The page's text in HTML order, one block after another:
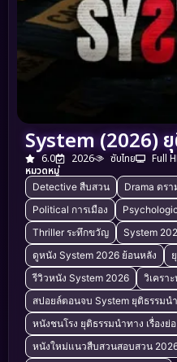
System (2026)
6.0 2026 ซับไทย
Full
หมวดหมู่
Detective สืบสวน Drama ดรา
Political การเมือง
Thriller ระทึกขวัญ
System
ดูหนัง System 2026 ย้อนหลัง
รีวิวหนัง System 2026
วิเครา
สปอยล์ตอนจบ System ยุติธรรมน
หนังชนโรง ยุติธรรมนำทาง เรื่องย่อ
หนังใหม่แนวสืบสวนสอบสวน